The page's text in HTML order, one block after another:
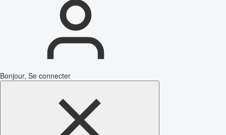
Bonjour, Se connecter